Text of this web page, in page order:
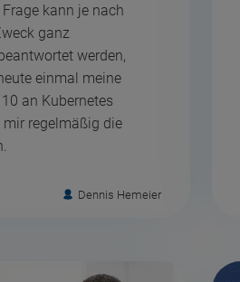
kann je nach
ganz
werden,
einmal meine
an Kubernetes
mir regelmäßig die
Dennis Hemeier